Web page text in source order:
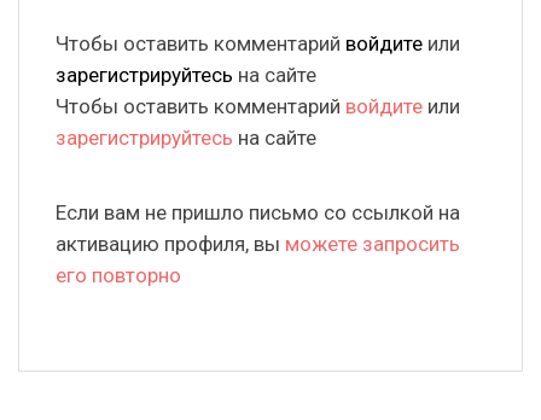
Чтобы оставить комментарий войдите или
зарегистрируйтесь на сайте
Чтобы оставить комментарий войдите или
зарегистрируйтесь на сайте
Если вам не пришло письмо со ссылкой на
активацию профиля, вы можете запросить
его повторно